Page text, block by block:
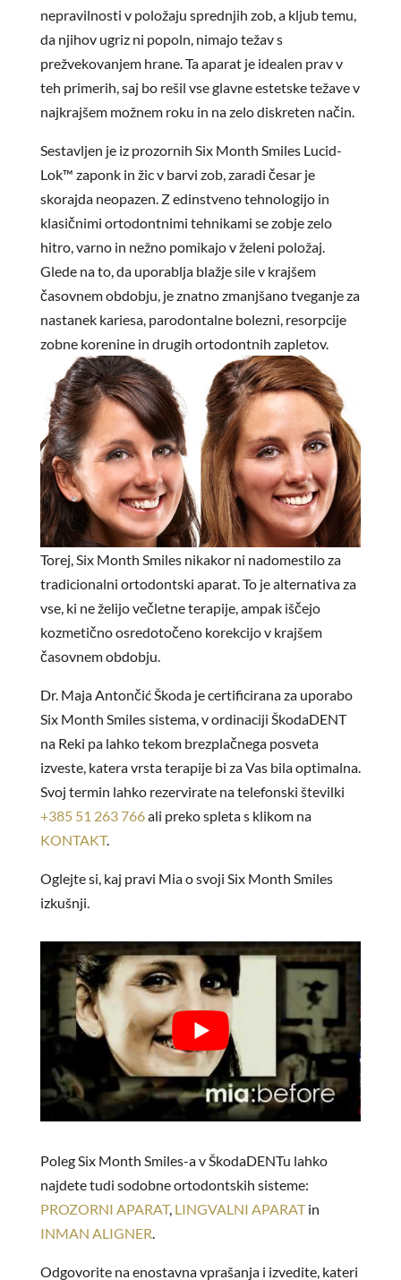
nepravilnosti v položaju sprednjih zob, a kljub temu,
da njihov ugriz ni popoln, nimajo težav s
prežvekovanjem hrane. Ta aparat je idealen prav v
teh primerih, saj bo rešil vse glavne estetske težave v
najkrajšem možnem roku in na zelo diskreten način.
Sestavljen je iz prozornih Six Month Smiles Lucid-
Lok™ zaponk in žic v barvi zob, zaradi česar je
skorajda neopazen. Z edinstveno tehnologijo in
klasičnimi ortodontnimi tehnikami se zobje zelo
hitro, varno in nežno pomikajo v želeni položaj.
Glede na to, da uporablja blažje sile v krajšem
časovnem obdobju, je znatno zmanjšano tveganje za
nastanek kariesa, parodontalne bolezni, resorpcije
zobne korenine in drugih ortodontnih zapletov.
Torej, Six Month Smiles nikakor ni nadomestilo za
tradicionalni ortodontski aparat. To je alternativa za
vse, ki ne želijo večletne terapije, ampak iščejo
kozmetično osredotočeno korekcijo v krajšem
časovnem obdobju.
Dr. Maja Antončić Škoda je certificirana za uporabo
Six Month Smiles sistema, v ordinaciji ŠkodaDENT
na Reki pa lahko tekom brezplačnega posveta
izveste, katera vrsta terapije bi za Vas bila optimalna.
Svoj termin lahko rezervirate na telefonski številki
+385 51 263 766ali preko spleta s klikom na
KONTAKT.
Oglejte si, kaj pravi Mia o svoji Six Month Smiles
izkušnji.
Poleg Six Month Smiles-a v ŠkodaDENTu lahko
najdete tudi sodobne ortodontskih sisteme:
PROZORNI APARAT, LINGVALNI APARATin
INMAN ALIGNER.
Odgovorite na enostavna vprašanja i izvedite, kateri